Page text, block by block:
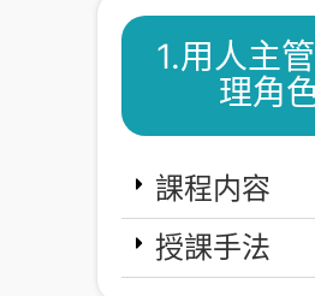
1.用人主
理角
課程内容
授課手法